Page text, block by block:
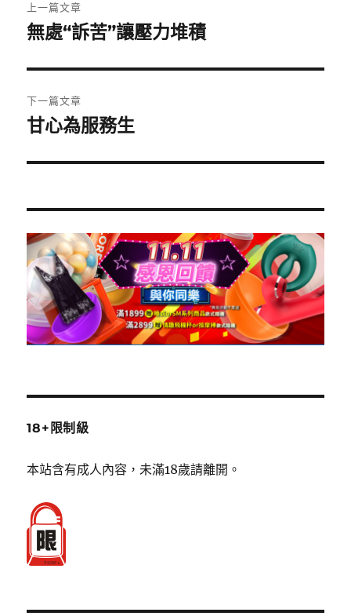
章
覽
上一篇文章
上
篇
文
章:
無處“訴苦”讓壓力堆積
下一篇文章
下
篇
章:
甘心為服務生
18+限制級
本站含有成人內容，未滿18歲請離開。